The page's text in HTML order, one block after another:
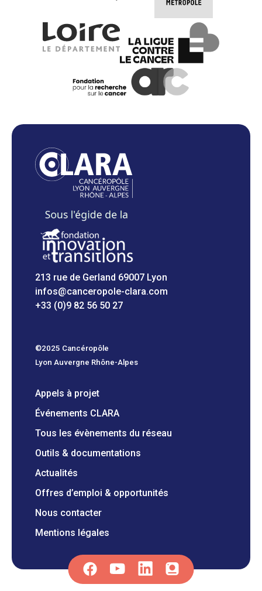
213 rue de Gerland 69007 Lyon
infos@canceropole-clara.com
+33 (0)9 82 56 50 27
©2025 Cancéropôle
Lyon Auvergne Rhône-Alpes
Appels à projet
Événements CLARA
Tous les évènements du réseau
Outils & documentations
Actualités
Offres d’emploi & opportunités
Nous contacter
Mentions légales